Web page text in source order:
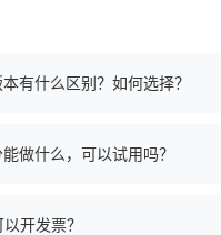
有什么区别？如何选择？
做什么，可以试用吗？
开发票？